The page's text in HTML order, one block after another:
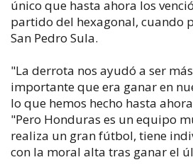
único que hasta ahora los
partido del hexagonal, cuando
San Pedro Sula.
"La derrota nos ayudó a ser
importante que era ganar en
lo que hemos hecho hasta
"Pero Honduras es un equipo
realiza un gran fútbol, tiene
con la moral alta tras ganar el